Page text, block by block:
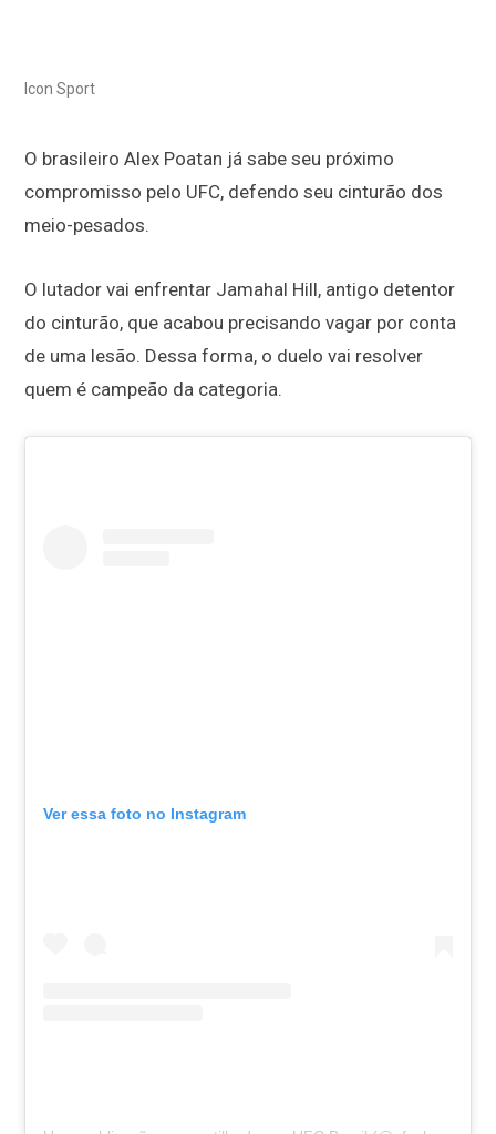
Icon Sport
O brasileiro Alex Poatan já sabe seu próximo
compromisso pelo UFC, defendo seu cinturão dos
meio-pesados.
O lutador vai enfrentar Jamahal Hill, antigo detentor
do cinturão, que acabou precisando vagar por conta
de uma lesão. Dessa forma, o duelo vai resolver
quem é campeão da categoria.
Ver essa foto no Instagram